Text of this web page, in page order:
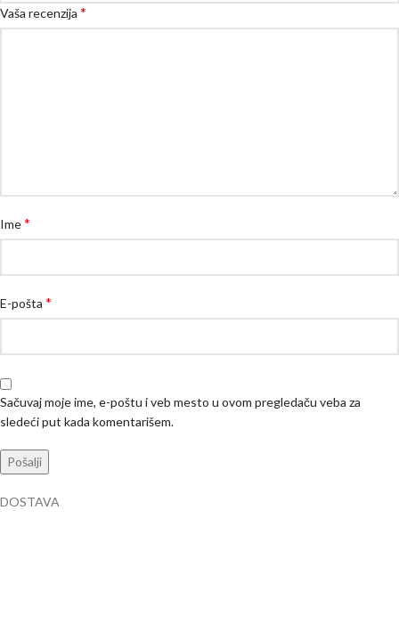
Vaša recenzija *
Ime*
E-pošta *
Sačuvaj moje ime, e-poštu i veb mesto u ovom pregledaču veba za
sledeći put kada komentarišem.
DOSTAVA